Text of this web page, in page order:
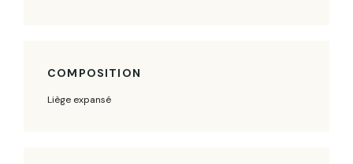
COMPOSITION
Liège expansé